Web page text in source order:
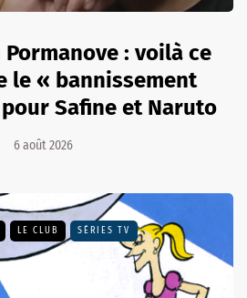
Pormanove : voilà ce
le « bannissement
Safine et Naruto
6 août 2026
LE CLUB SÉRIES TV